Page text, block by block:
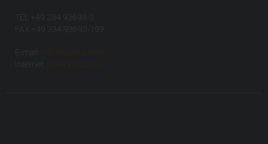
TÉL +49 234 93693-0
FAX +49 234 93693-199
E-mail:
info(at)visus.com
Internet:
www.visus.com